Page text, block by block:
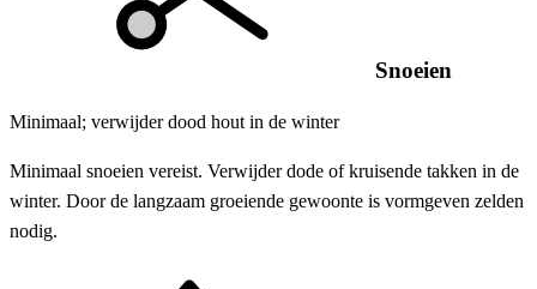
Snoeien
Minimaal; verwijder dood hout in de winter
Minimaal snoeien vereist. Verwijder dode of kruisende takken in de
winter. Door de langzaam groeiende gewoonte is vormgeven zelden
nodig.